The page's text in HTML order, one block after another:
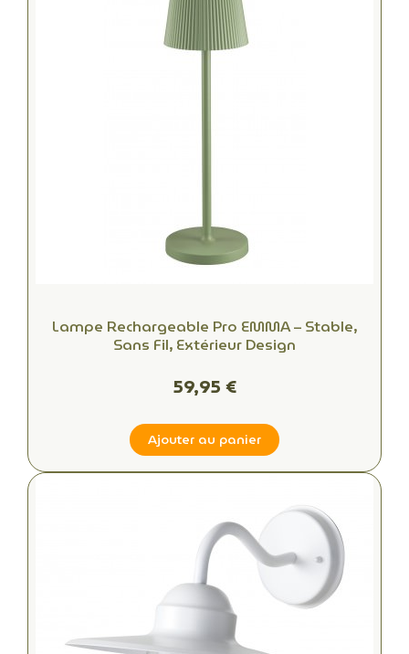
Lampe Rechargeable Pro EMMA – Stable,
Sans Fil, Extérieur Design
59,95 €
Ajouter au panier